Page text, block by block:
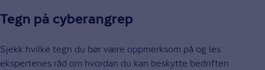
Tegn på cyberangrep
Sjekk hvilke tegn du bør være oppmerksom på og les
ekspertenes råd om hvordan du kan beskytte bedriften